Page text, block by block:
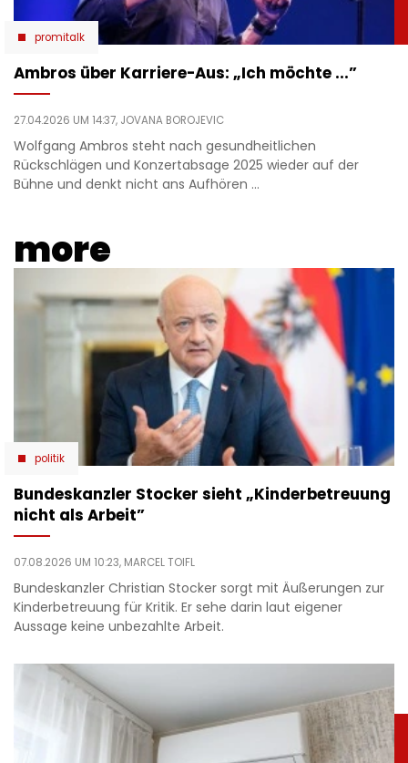
promitalk
Ambros über Karriere-Aus: „Ich möchte ...”
27.04.2026 UM 14:37, JOVANA BOROJEVIC
Wolfgang Ambros steht nach gesundheitlichen
Rückschlägen und Konzertabsage 2025 wieder auf der
Bühne und denkt nicht ans Aufhören ...
more
politik
Bundeskanzler Stocker sieht „Kinderbetreuung
nicht als Arbeit”
07.08.2026 UM 10:23, MARCEL TOIFL
Bundeskanzler Christian Stocker sorgt mit Äußerungen zur
Kinderbetreuung für Kritik. Er sehe darin laut eigener
Aussage keine unbezahlte Arbeit.